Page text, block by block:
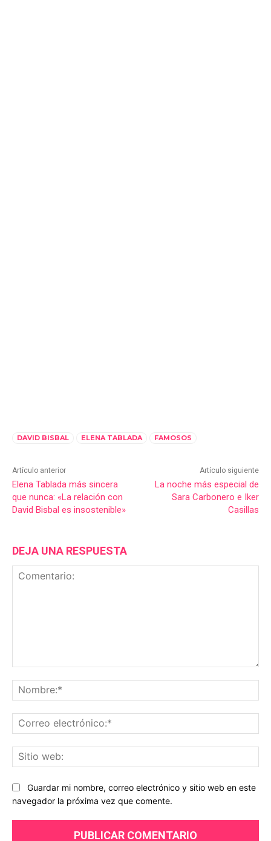
DAVID BISBAL ELENA TABLADA FAMOSOS
Artículo anterior
Elena Tablada más sincera
que nunca: «La relación con
David Bisbal es insostenible»
Artículo siguiente
La noche más especial de
Sara Carbonero e Iker
Casillas
DEJA UNA RESPUESTA
Guardar mi nombre, correo electrónico y sitio web en este
navegador la próxima vez que comente.